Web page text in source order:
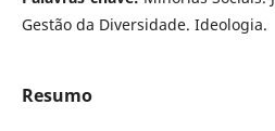
Gestão da Diversidade. Ideologia.
Resumo